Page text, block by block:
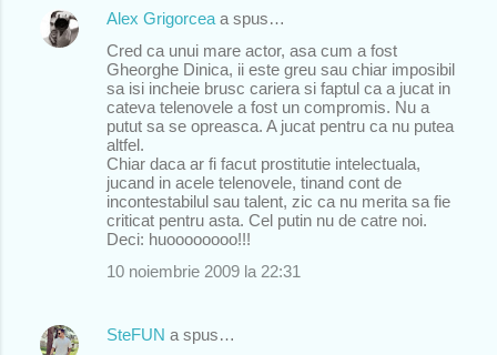
Alex Grigorcea a spus…
Cred ca unui mare actor, asa cum a fost
Gheorghe Dinica, ii este greu sau chiar imposibil
sa isi incheie brusc cariera si faptul ca a jucat in
cateva telenovele a fost un compromis. Nu a
putut sa se opreasca. A jucat pentru ca nu putea
altfel.
Chiar daca ar fi facut prostitutie intelectuala,
jucand in acele telenovele, tinand cont de
incontestabilul sau talent, zic ca nu merita sa fie
criticat pentru asta. Cel putin nu de catre noi.
Deci: huoooooooo!!!
10 noiembrie 2009 la 22:31
SteFUN a spus…